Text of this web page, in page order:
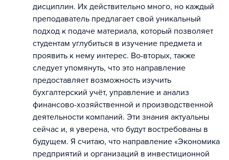
дисциплин. Их действительно много, но каждый
преподаватель предлагает свой уникальный
подход к подаче материала, который позволяет
студентам углубиться в изучение предмета и
проявить к нему интерес. Во-вторых, также
следует упомянуть, что это направление
предоставляет возможность изучить
бухгалтерский учёт, управление и анализ
финансово-хозяйственной и производственной
деятельности компаний. Эти знания актуальны
сейчас и, я уверена, что будут востребованы в
будущем. Я считаю, что направление «Экономика
предприятий и организаций в инвестиционной